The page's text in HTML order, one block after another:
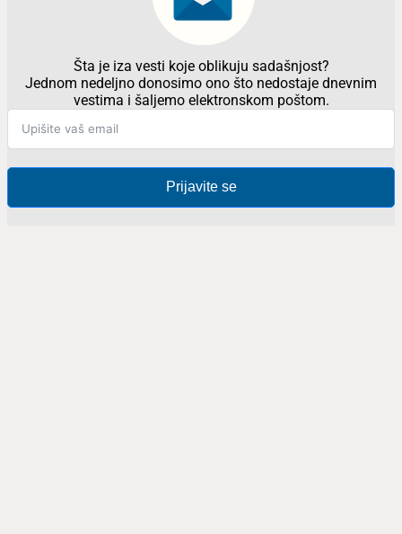
Šta je iza vesti koje oblikuju sadašnjost?
Jednom nedeljno donosimo ono što nedostaje dnevnim
vestima i šaljemo elektronskom poštom.
Prijavite se